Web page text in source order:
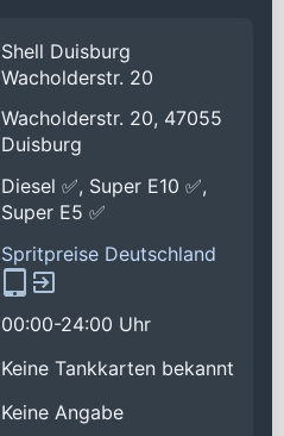
Shell Duisburg
Wacholderstr. 20
Wacholderstr. 20, 47055
Duisburg
Diesel ✅, Super E10 ✅,
Super E5 ✅
Spritpreise Deutschland
00:00-24:00 Uhr
Keine Tankkarten bekannt
Keine Angabe